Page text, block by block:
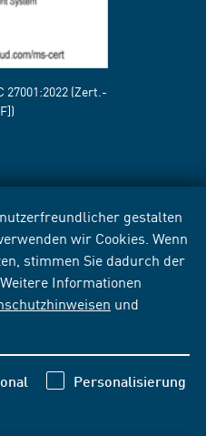
gestalten
wir Cookies. Wenn
stimmen Sie dadurch der
Informationen
und
Personalisierung
27001:2022 (Zert.-